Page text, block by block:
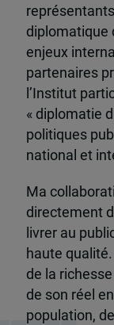
diplomatique
enjeux
partenaires
l’Institut
« diplomatie
politiques
national et
Ma
directement
livrer au
haute
de la
de son réel
population,